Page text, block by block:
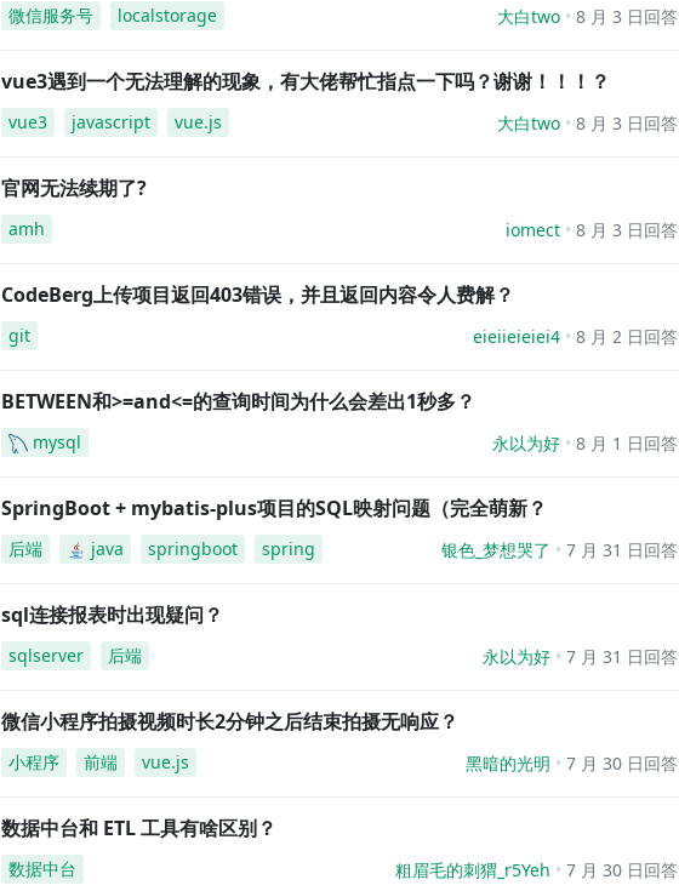
微信服务号 localstorage 大白two 8 月 3 日回答
vue3遇到一个无法理解的现象，有大佬帮忙指点一下吗？谢谢！！！？
vue3 javascript vue.js 大白two 8 月 3 日回答
官网无法续期了?
amh iomect 8 月 3 日回答
CodeBerg上传项目返回403错误，并且返回内容令人费解？
git eieiieieiei4 8 月 2 日回答
BETWEEN和>=and<=的查询时间为什么会差出1秒多？
mysql 永以为好 8 月 1 日回答
SpringBoot + mybatis-plus项目的SQL映射问题（完全萌新？
后端 java springboot spring 银色_梦想哭了 7 月 31 日回答
sql连接报表时出现疑问？
sqlserver 后端 永以为好 7 月 31 日回答
微信小程序拍摄视频时长2分钟之后结束拍摄无响应？
小程序 前端 vue.js 黑暗的光明 7 月 30 日回答
数据中台和 ETL 工具有啥区别？
数据中台 粗眉毛的刺猬_r5Yeh 7 月 30 日回答